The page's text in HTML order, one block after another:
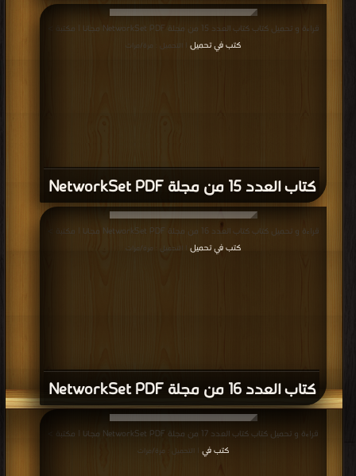
كتاب العدد 15 من مجلة NetworkSet PDF
قراءة و تحميل كتاب كتاب العدد 15 من مجلة NetworkSet PDF مجانا | مكتبة >
كتب في تحميل
| التحميل : مرة/مرات
كتاب العدد 16 من مجلة NetworkSet PDF
قراءة و تحميل كتاب كتاب العدد 16 من مجلة NetworkSet PDF مجانا | مكتبة >
كتب في تحميل
| التحميل : مرة/مرات
قراءة و تحميل كتاب كتاب العدد 17 من مجلة NetworkSet PDF مجانا | مكتبة >
كتب في
| التحميل : مرة/مرات